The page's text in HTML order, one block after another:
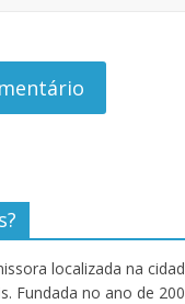
localizada na
Fundada no ano de